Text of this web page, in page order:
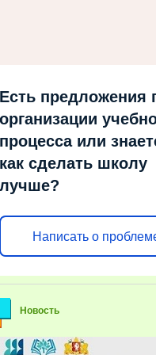
Есть предложения
организации
процесса или
как сделать школу
лучше?
Написать о
Новость